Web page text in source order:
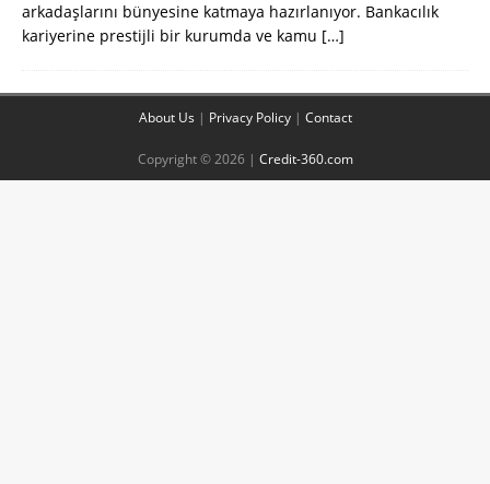
arkadaşlarını bünyesine katmaya hazırlanıyor. Bankacılık
kariyerine prestijli bir kurumda ve kamu […]
About Us | Privacy Policy| Contact
Copyright © 2026 | Credit-360.com